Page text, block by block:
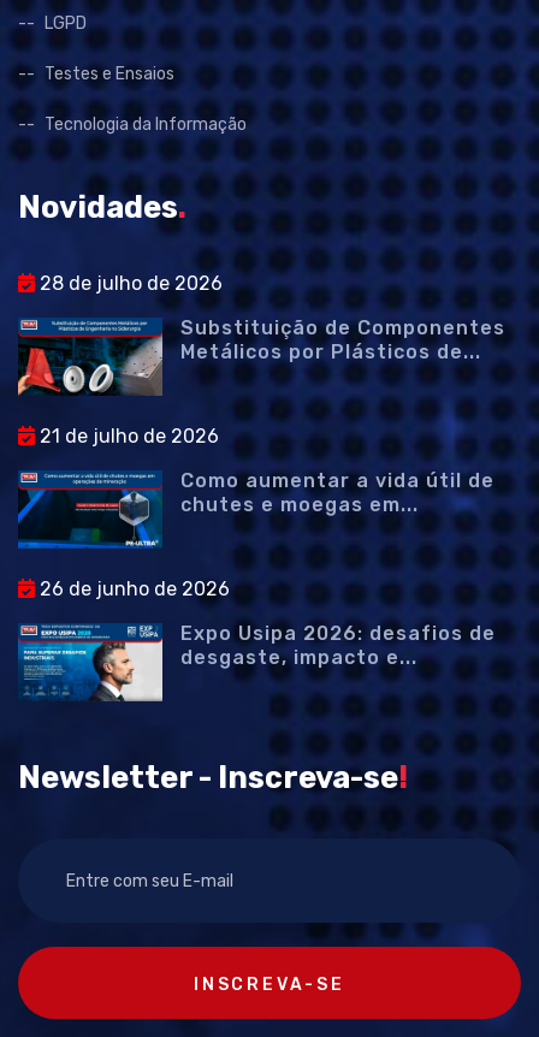
LGPD
Testes e Ensaios
Tecnologia da Informação
Novidades.
28 de julho de 2026
Substituição de Componentes
Metálicos por Plásticos de...
21 de julho de 2026
Como aumentar a vida útil de
chutes e moegas em...
26 de junho de 2026
Expo Usipa 2026: desafios de
desgaste, impacto e...
Newsletter - Inscreva-se!
INSCREVA-SE